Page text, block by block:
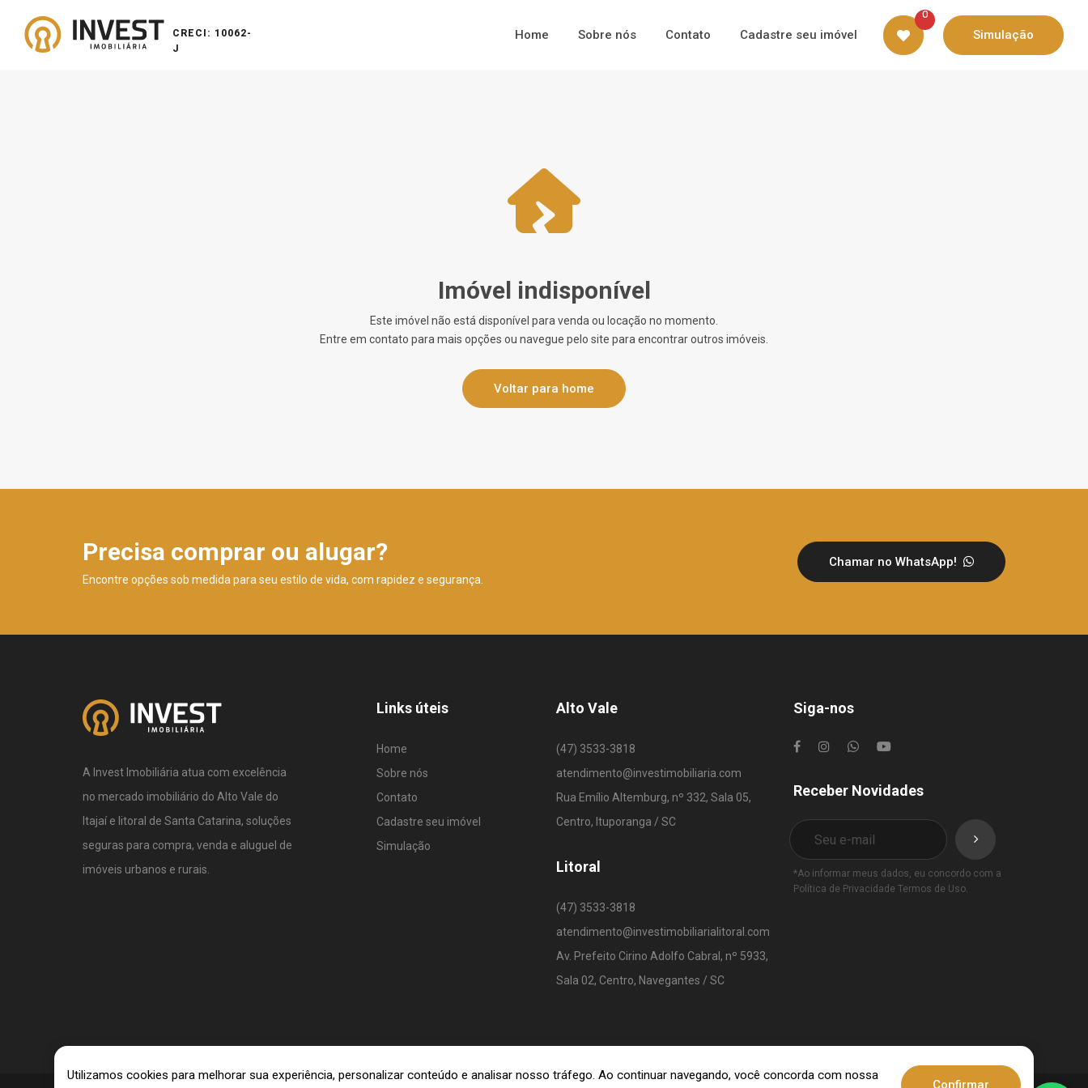
CRECI: 10062-
J
Home Sobre nós Contato Cadastre seu imóvel
0
Simulação
Imóvel indisponível
Este imóvel não está disponível para venda ou locação no momento.
Entre em contato para mais opções ou navegue pelo site para encontrar outros imóveis.
Voltar para home
Precisa comprar ou alugar?
Encontre opções sob medida para seu estilo de vida, com rapidez e segurança.
Chamar no WhatsApp!
A Invest Imobiliária atua com excelência
no mercado imobiliário do Alto Vale do
Itajaí e litoral de Santa Catarina, soluções
seguras para compra, venda e aluguel de
imóveis urbanos e rurais.
Links úteis
Home
Sobre nós
Contato
Cadastre seu imóvel
Simulação
Alto Vale
(47) 3533-3818
atendimento@investimobiliaria.com
Rua Emílio Altemburg, nº 332, Sala 05,
Centro, Ituporanga / SC
Litoral
(47) 3533-3818
atendimento@investimobiliarialitoral.com
Av. Prefeito Cirino Adolfo Cabral, nº 5933,
Sala 02, Centro, Navegantes / SC
Siga-nos
Receber Novidades
*Ao informar meus dados, eu concordo com a
Política de Privacidade Termos de Uso.
Utilizamos cookies para melhorar sua experiência, personalizar conteúdo e analisar nosso tráfego. Ao continuar navegando, você concorda com nossa
Confirmar